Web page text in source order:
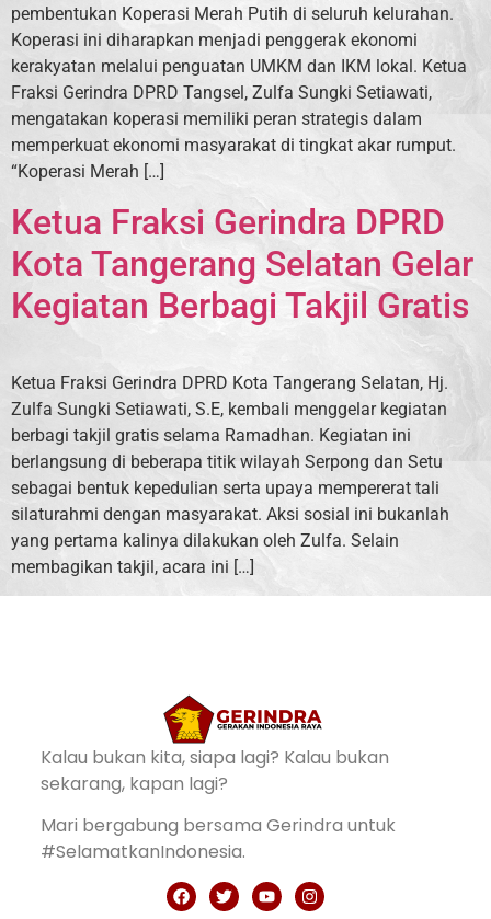
pembentukan Koperasi Merah Putih di seluruh kelurahan.
Koperasi ini diharapkan menjadi penggerak ekonomi
kerakyatan melalui penguatan UMKM dan IKM lokal. Ketua
Fraksi Gerindra DPRD Tangsel, Zulfa Sungki Setiawati,
mengatakan koperasi memiliki peran strategis dalam
memperkuat ekonomi masyarakat di tingkat akar rumput.
“Koperasi Merah […]
Ketua Fraksi Gerindra DPRD
Kota Tangerang Selatan Gelar
Kegiatan Berbagi Takjil Gratis
Ketua Fraksi Gerindra DPRD Kota Tangerang Selatan, Hj.
Zulfa Sungki Setiawati, S.E, kembali menggelar kegiatan
berbagi takjil gratis selama Ramadhan. Kegiatan ini
berlangsung di beberapa titik wilayah Serpong dan Setu
sebagai bentuk kepedulian serta upaya mempererat tali
silaturahmi dengan masyarakat. Aksi sosial ini bukanlah
yang pertama kalinya dilakukan oleh Zulfa. Selain
membagikan takjil, acara ini […]
Kalau bukan kita, siapa lagi? Kalau bukan
sekarang, kapan lagi?
Mari bergabung bersama Gerindra untuk
#SelamatkanIndonesia.